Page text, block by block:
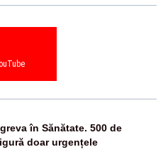
în Sănătate. 500 de
doar urgențele